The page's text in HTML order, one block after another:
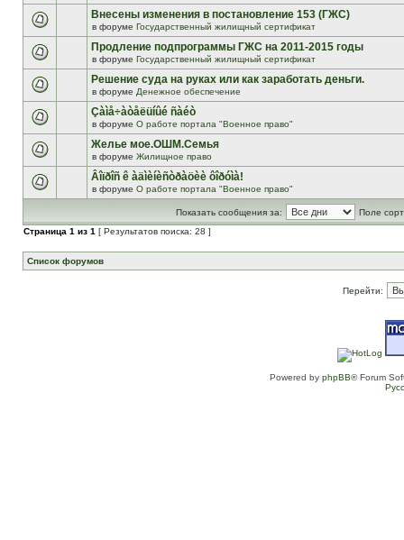
Внесены изменения в постановление 153 (ГЖС)
в форуме Государственный жилищный сертификат
Продление подпрограммы ГЖС на 2011-2015 годы
в форуме Государственный жилищный сертификат
Решение суда на руках или как заработать деньги.
в форуме Денежное обеспечение
Çàìå÷àòåëüíûé ñàéò
в форуме О работе портала "Военное право"
Желье мое.ОШМ.Семья
в форуме Жилищное право
Âîïðîñ ê àäìèíèñòðàöèè ôîðóìà!
в форуме О работе портала "Военное право"
Показать сообщения за:
Поле
Страница 1 из 1 [ Результатов поиска: 28 ]
Список форумов
Перейти:
Powered by phpBB® Forum